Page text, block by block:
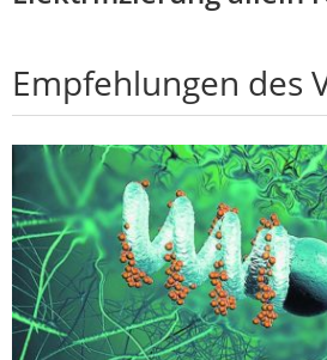
Empfehlungen des